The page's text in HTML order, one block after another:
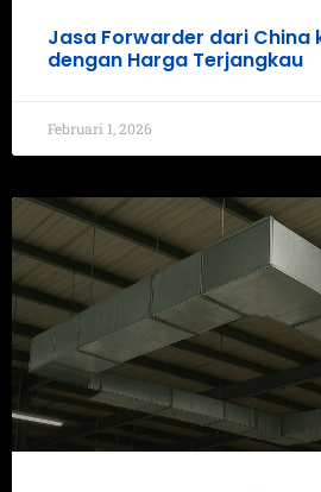
Jasa Forwarder dari China
dengan Harga Terjangkau
Februari 1, 2026